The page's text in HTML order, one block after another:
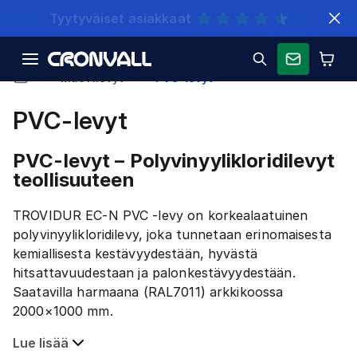
Nopeat toimitukset
PVC-levyt
PVC-levyt – Polyvinyylikloridilevyt
teollisuuteen
TROVIDUR EC-N PVC -levy on korkealaatuinen
polyvinyylikloridilevy, joka tunnetaan erinomaisesta
kemiallisesta kestävyydestään, hyvästä
hitsattavuudestaan ja palonkestävyydestään.
Saatavilla harmaana (RAL7011) arkkikoossa
2000×1000 mm.
Lue lisää